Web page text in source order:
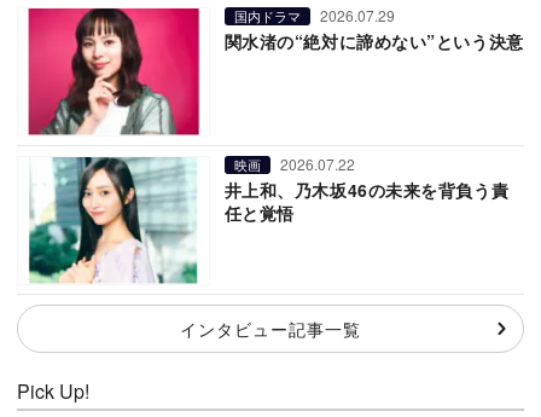
国内ドラマ 2026.07.29
関水渚の“絶対に諦めない”という決意
映画 2026.07.22
井上和、乃木坂46の未来を背負う責
任と覚悟
インタビュー記事一覧
Pick Up!